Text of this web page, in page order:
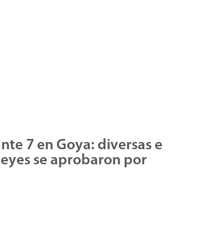
7 en Goya: diversas e
se aprobaron por